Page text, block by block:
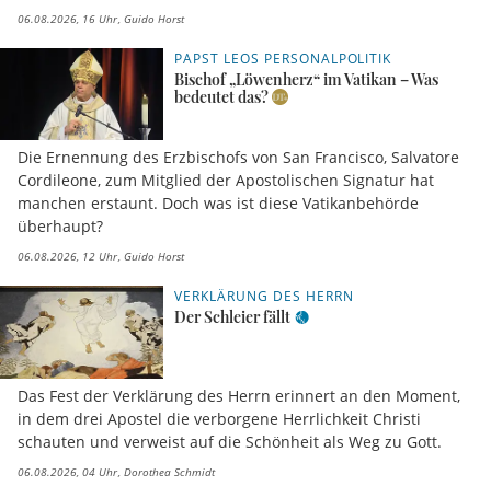
06.08.2026, 16 Uhr Guido Horst
PAPST LEOS PERSONALPOLITIK
Bischof „Löwenherz“ im Vatikan – Was
bedeutet das?
Die Ernennung des Erzbischofs von San Francisco, Salvatore
Cordileone, zum Mitglied der Apostolischen Signatur hat
manchen erstaunt. Doch was ist diese Vatikanbehörde
überhaupt?
06.08.2026, 12 Uhr Guido Horst
VERKLÄRUNG DES HERRN
Der Schleier fällt
Das Fest der Verklärung des Herrn erinnert an den Moment,
in dem drei Apostel die verborgene Herrlichkeit Christi
schauten und verweist auf die Schönheit als Weg zu Gott.
06.08.2026, 04 Uhr Dorothea Schmidt